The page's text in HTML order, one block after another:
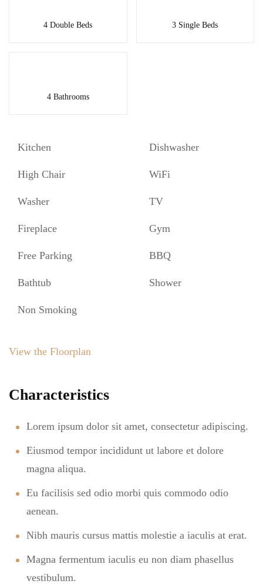
4 Double Beds 3 Single Beds
4 Bathrooms
Kitchen Dishwasher
High Chair WiFi
Washer TV
Fireplace Gym
Free Parking BBQ
Bathtub Shower
Non Smoking
View the Floorplan
Characteristics
Lorem ipsum dolor sit amet, consectetur adipiscing.
Eiusmod tempor incididunt ut labore et dolore
magna aliqua.
Eu facilisis sed odio morbi quis commodo odio
aenean.
Nibh mauris cursus mattis molestie a iaculis at erat.
Magna fermentum iaculis eu non diam phasellus
vestibulum.